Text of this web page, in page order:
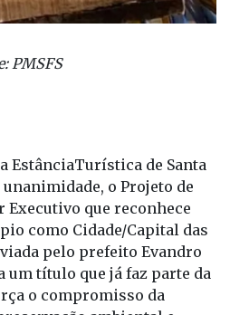
EstânciaTurística de Santa
o Projeto de
Executivo que reconhece
como Cidade/Capital das
pelo prefeito Evandro
título que já faz parte da